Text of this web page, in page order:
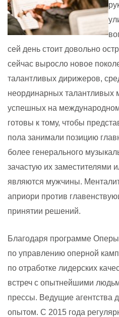
сей день стоит довольно
сейчас выросло новое
талантливых дирижеров,
неординарных
успешных на
готовы к тому, чтобы
пола занимали позицию
более генерального
зачастую их заместителями
являются мужчины.
априори против
принятии решений.
Благодаря программе
по управлению оперной
по отработке лидерских
встреч с опытнейшими
прессы. Ведущие агентства
опытом. С 2015 года